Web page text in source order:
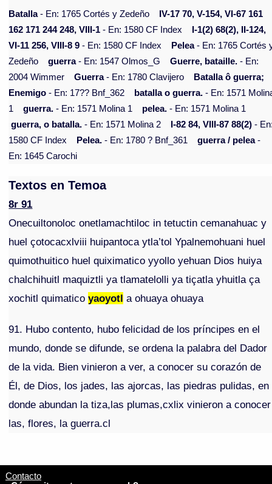
Batalla- En: 1765 Cortés y Zedeño
IV-17 70, V-154, VI-67 161
162 171 244 248, VIII-1 - En: 1580 CF Index
I-1(2) 68(2), II-124,
VI-11 256, VIII-8 9 - En: 1580 CF Index Pelea- En: 1765 Cortés
Zedeño
guerra- En: 1547 Olmos_G Guerre, bataille. - En:
2004 Wimmer
Guerra- En: 1780 Clavijero
Batalla ô guerra;
Enemigo - En: 17?? Bnf_362 batalla o guerra. - En: 1571
1
guerra. - En: 1571 Molina 1 pelea. - En: 1571 Molina 1
guerra, o batalla. - En: 1571 Molina 2 I-82 84, VIII-87 88(2) -
1580 CF Index
Pelea. - En: 1780 ? Bnf_361 guerra / pelea-
En: 1645 Carochi
Textos en Temoa
8r 91
Onecuiltonoloc onetlamachtiloc in tetuctin cemanahuac y
huel çotocacxlviii huipantoca ytla’tol Ypalnemohuani huel
quimothuitico huel quiximatico yyollo yehuan Dios huiya
chalchihuitl maquiztli ya tlamatelolli ya tiçatla yhuitla ça
xochitl quimaticoyaoyotl a ohuaya ohuaya
91. Hubo contento, hubo felicidad de los príncipes en el
mundo, donde se difunde, se ordena la palabra del Dador
de la vida. Bien vinieron a ver, a conocer su corazón de
Él, de Dios, los jades, las ajorcas, las piedras pulidas, en
donde abundan la tiza,las plumas,cxlix vinieron a conocer
las, flores, la guerra.cl
Contacto